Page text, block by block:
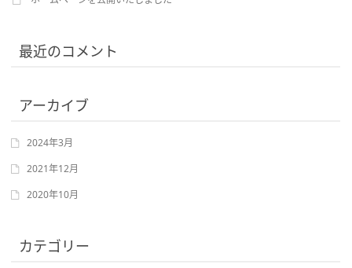
最近のコメント
アーカイブ
2024年3月
2021年12月
2020年10月
カテゴリー